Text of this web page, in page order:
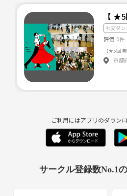
【
社交ダン
評価 0件
京都
ご利用にはアプリのダウン
サークル登録数No.1